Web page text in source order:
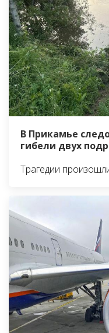
В Прикамье
гибели двух
Трагедии